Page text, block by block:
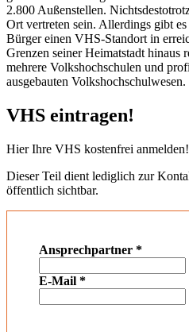
2.800 Außenstellen.
Ort vertreten sein. Allerdings gibt
Bürger einen VHS-Standort in
Grenzen seiner Heimatstadt hinaus
mehrere Volkshochschulen und
ausgebauten Volkshochschulwesen.
VHS eintragen!
Hier Ihre VHS kostenfrei anmelden!
Dieser Teil dient lediglich zur
öffentlich sichtbar.
Ansprechpartner *
E-Mail *